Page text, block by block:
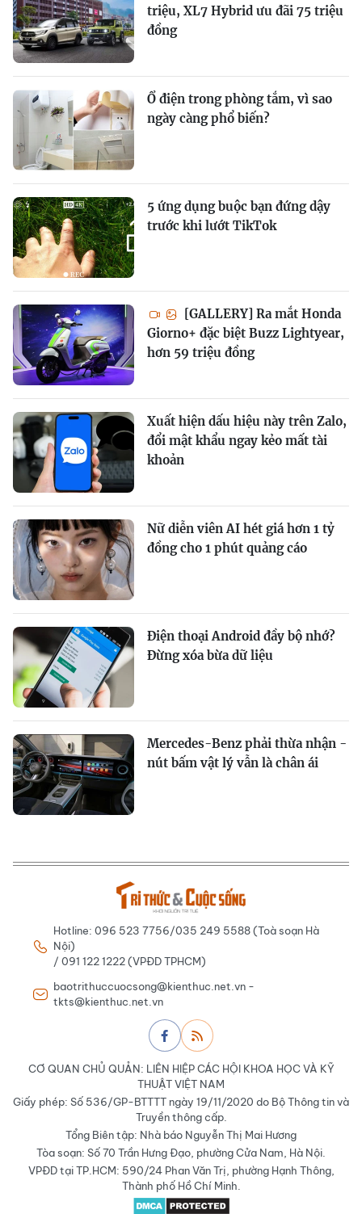
triệu, XL7 Hybrid ưu đãi 75 triệu
đồng
Ổ điện trong phòng tắm, vì sao
ngày càng phổ biến?
5 ứng dụng buộc bạn đứng dậy
trước khi lướt TikTok
[GALLERY] Ra mắt Honda
Giorno+ đặc biệt Buzz Lightyear,
hơn 59 triệu đồng
Xuất hiện dấu hiệu này trên Zalo,
đổi mật khẩu ngay kẻo mất tài
khoản
Nữ diễn viên AI hét giá hơn 1 tỷ
đồng cho 1 phút quảng cáo
Điện thoại Android đầy bộ nhớ?
Đừng xóa bừa dữ liệu
Mercedes-Benz phải thừa nhận -
nút bấm vật lý vẫn là chân ái
Hotline: 096 523 7756/035 249 5588 (Toà soạn Hà
Nội)
/ 091 122 1222 (VPĐD TPHCM)
baotrithuccuocsong@kienthuc.net.vn -
tkts@kienthuc.net.vn
CƠ QUAN CHỦ QUẢN: LIÊN HIỆP CÁC HỘI KHOA HỌC VÀ KỸ
THUẬT VIỆT NAM
Giấy phép: Số 536/GP-BTTTT ngày 19/11/2020 do Bộ Thông tin và
Truyền thông cấp.
Tổng Biên tập: Nhà báo Nguyễn Thị Mai Hương
Tòa soạn: Số 70 Trần Hưng Đạo, phường Cửa Nam, Hà Nội.
VPĐD tại TP.HCM: 590/24 Phan Văn Trị, phường Hạnh Thông,
Thành phố Hồ Chí Minh.